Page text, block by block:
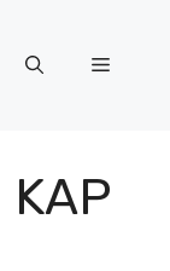
Menu
KAP